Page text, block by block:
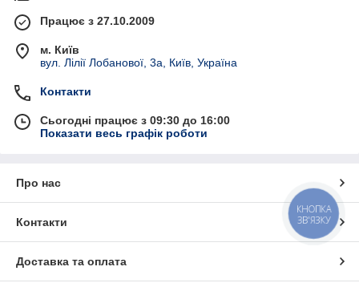
Працює з 27.10.2009
м. Київ
вул. Лілії Лобанової, 3а, Київ, Україна
Контакти
Сьогодні працює з 09:30 до 16:00
Показати весь графік роботи
Про нас
Контакти
Доставка та оплата
КНОПКА
ЗВ'ЯЗКУ